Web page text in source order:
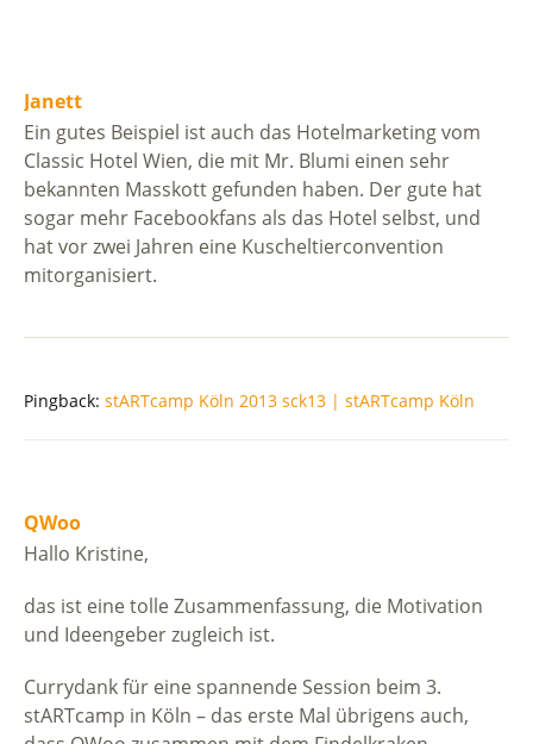
Janett
Ein gutes Beispiel ist auch das Hotelmarketing vom
Classic Hotel Wien, die mit Mr. Blumi einen sehr
bekannten Masskott gefunden haben. Der gute hat
sogar mehr Facebookfans als das Hotel selbst, und
hat vor zwei Jahren eine Kuscheltierconvention
mitorganisiert.
Pingback: stARTcamp Köln 2013 sck13 | stARTcamp Köln
QWoo
Hallo Kristine,
das ist eine tolle Zusammenfassung, die Motivation
und Ideengeber zugleich ist.
Currydank für eine spannende Session beim 3.
stARTcamp in Köln – das erste Mal übrigens auch,